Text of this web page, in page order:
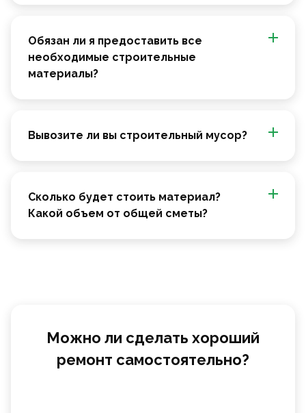
Обязан ли я предоставить все
необходимые строительные
материалы?
Вывозите ли вы строительный мусор?
Сколько будет стоить материал?
Какой объем от общей сметы?
Можно ли сделать хороший
ремонт самостоятельно?